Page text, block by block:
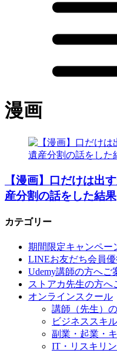
漫画
【漫画】口だけは出
産分割の話をした結果
カテゴリー
期間限定キャンペー
LINEお友だち会員
Udemy講師の方へご
ストアカ先生の方へ
オンラインスクール
講師（先生）
ビジネススキル
副業・起業・
IT・リスキリ